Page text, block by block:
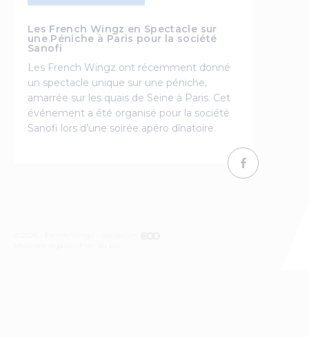
Les French Wingz en Spectacle sur
une Péniche à Paris pour la société
Sanofi
Les French Wingz ont récemment donné
un spectacle unique sur une péniche,
amarrée sur les quais de Seine à Paris. Cet
événement a été organisé pour la société
Sanofi lors d’une soirée apéro dînatoire.